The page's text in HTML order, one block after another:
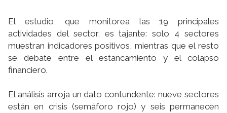
El estudio, que monitorea las 19 principales
actividades del sector, es tajante: solo 4 sectores
muestran indicadores positivos, mientras que el resto
se debate entre el estancamiento y el colapso
financiero.
El análisis arroja un dato contundente: nueve sectores
están en crisis (semáforo rojo) y seis permanecen